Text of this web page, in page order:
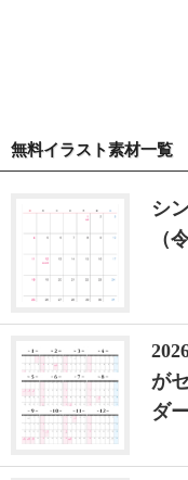
無料イラスト素材一覧
シ
（
が
ダ